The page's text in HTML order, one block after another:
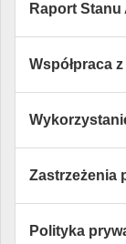
Raport
Współpraca
Zastrzeżenia
Polityka